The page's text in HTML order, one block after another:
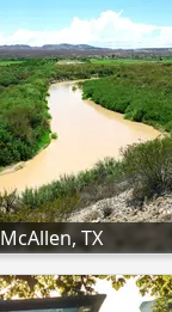
McAllen, TX